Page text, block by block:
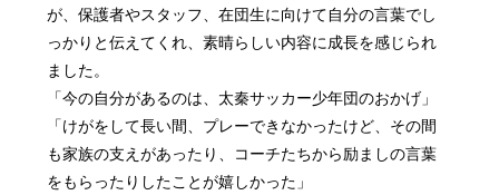
が、保護者やスタッフ、在団生に向けて自分の言葉でし
っかりと伝えてくれ、素晴らしい内容に成長を感じられ
ました。
「今の自分があるのは、太秦サッカー少年団のおかげ」
「けがをして長い間、プレーできなかったけど、その間
も家族の支えがあったり、コーチたちから励ましの言葉
をもらったりしたことが嬉しかった」